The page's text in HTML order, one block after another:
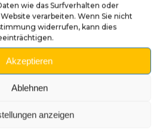
wie das Surfverhalten oder
verarbeiten. Wenn Sie nicht
widerrufen, kann dies
Akzeptieren
Ablehnen
anzeigen
Kreativität, Eleganz und
Produkte